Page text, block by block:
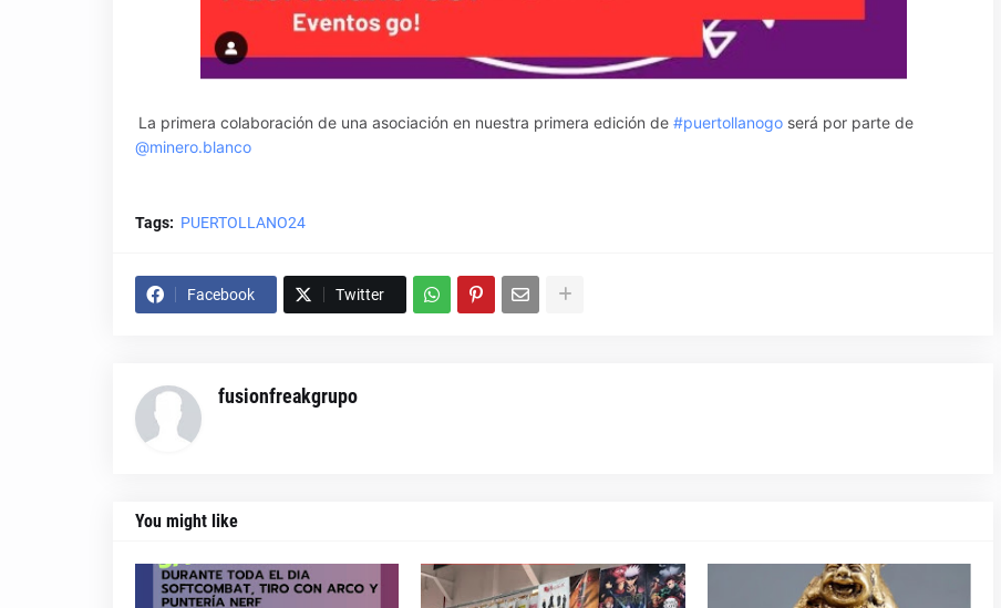
La primera colaboración de una asociación en nuestra primera edición de #puertollanogo será por parte de
@minero.blanco
Tags: PUERTOLLANO24
Facebook Twitter
fusionfreakgrupo
You might like